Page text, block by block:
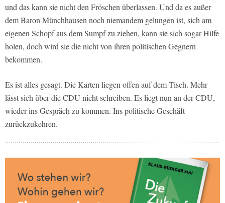
und das kann sie nicht den Fröschen überlassen. Und da es außer
dem Baron Münchhausen noch niemandem gelungen ist, sich am
eigenen Schopf aus dem Sumpf zu ziehen, kann sie sich sogar Hilfe
holen, doch wird sie die nicht von ihren politischen Gegnern
bekommen.
Es ist alles gesagt. Die Karten liegen offen auf dem Tisch. Mehr
lässt sich über die CDU nicht schreiben. Es liegt nun an der CDU,
wieder ins Gespräch zu kommen. Ins politische Geschäft
zurückzukehren.